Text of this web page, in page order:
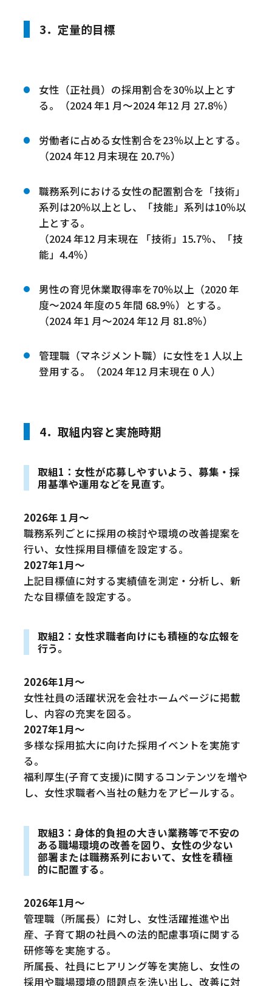
3．定量的目標
女性（正社員）の採用割合を30％以上とす
る。（2024 年1 月〜2024 年12 月 27.8％）
労働者に占める女性割合を23％以上とする。
（2024 年12 月末現在 20.7％）
職務系列における女性の配置割合を「技術」
系列は20％以上とし、「技能」系列は10％以
上とする。
（2024 年12 月末現在 「技術」15.7％、「技
能」4.4％）
男性の育児休業取得率を70％以上（2020 年
度〜2024 年度の5 年間 68.9％）とする。
（2024 年1 月〜2024 年12 月 81.8％）
管理職（マネジメント職）に女性を1 人以上
登用する。（2024 年12 月末現在 0 人）
4．取組内容と実施時期
取組1：女性が応募しやすいよう、募集・採
用基準や運用などを見直す。
2026年１月～
職務系列ごとに採用の検討や環境の改善提案を
行い、女性採用目標値を設定する。
2027年1月～
上記目標値に対する実績値を測定・分析し、新
たな目標値を設定する。
取組2：女性求職者向けにも積極的な広報を
行う。
2026年1月～
女性社員の活躍状況を会社ホームページに掲載
し、内容の充実を図る。
2027年1月～
多様な採用拡大に向けた採用イベントを実施す
る。
福利厚生(子育て支援)に関するコンテンツを増や
し、女性求職者へ当社の魅力をアピールする。
取組3：身体的負担の大きい業務等で不安の
ある職場環境の改善を図り、女性の少ない
部署または職務系列において、女性を積極
的に配置する。
2026年1月～
管理職（所属長）に対し、女性活躍推進や出
産、子育て期の社員への法的配慮事項に関する
研修等を実施する。
所属長、社員にヒアリング等を実施し、女性の
採用や職場環境の問題点を洗い出し、改善に対